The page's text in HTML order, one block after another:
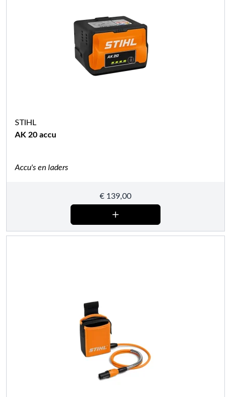
STIHL
AK 20 accu
Accu's en laders
€ 139,00